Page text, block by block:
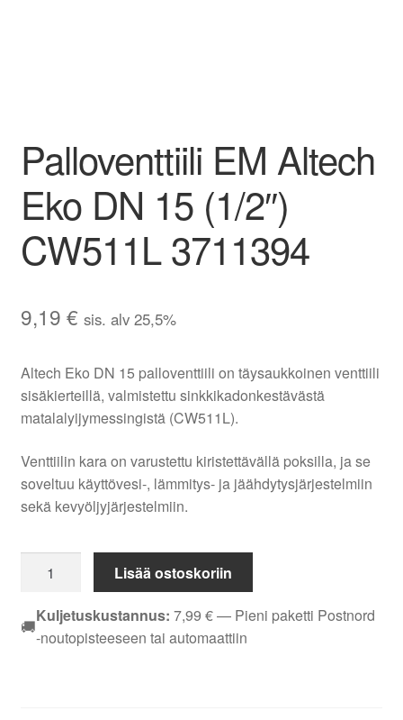
Palloventtiili EM Altech
Eko DN 15 (1/2″)
CW511L 3711394
9,19 € sis. alv 25,5%
Altech Eko DN 15 palloventtiili on täysaukkoinen venttiili
sisäkierteillä, valmistettu sinkkikadonkestävästä
matalalyijymessingistä (CW511L).
Venttiilin kara on varustettu kiristettävällä poksilla, ja se
soveltuu käyttövesi-, lämmitys- ja jäähdytysjärjestelmiin
sekä kevyöljyjärjestelmiin.
Altech
Eko
Lisää ostoskoriin
🚚Kuljetuskustannus: 7,99 €— Pieni paketti Postnord
-noutopisteeseen tai automaattiin